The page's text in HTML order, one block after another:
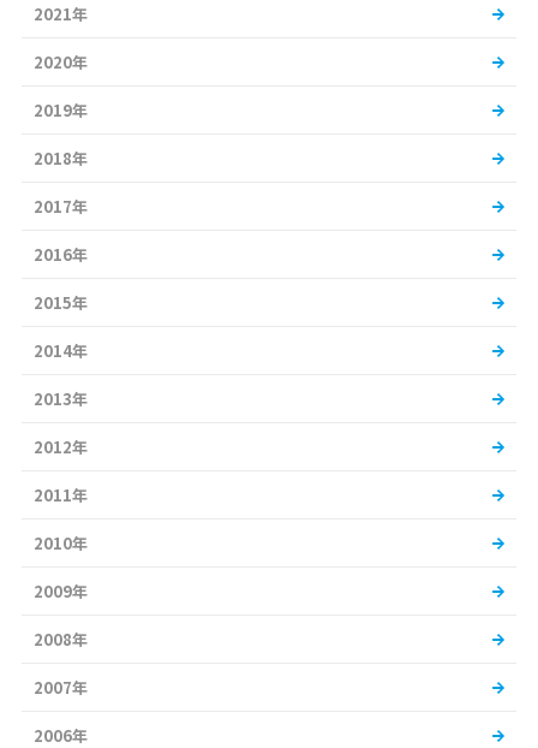
2021年
2020年
2019年
2018年
2017年
2016年
2015年
2014年
2013年
2012年
2011年
2010年
2009年
2008年
2007年
2006年